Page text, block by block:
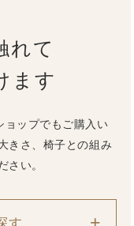
れて
ます
ョップでもご購入い
きさ、椅子との組み
さい。